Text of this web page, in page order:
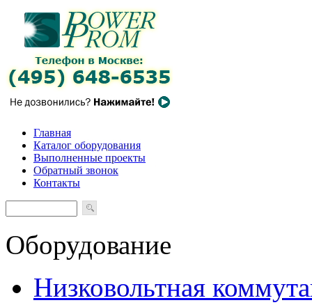
Главная
Каталог оборудования
Выполненные проекты
Обратный звонок
Контакты
Оборудование
Низковольтная